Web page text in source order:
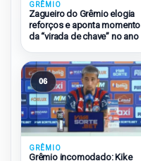
GRÊMIO
Zagueiro do Grêmio elogia
reforços e aponta momento
da “virada de chave” no ano
06
GRÊMIO
Grêmio incomodado: Kike